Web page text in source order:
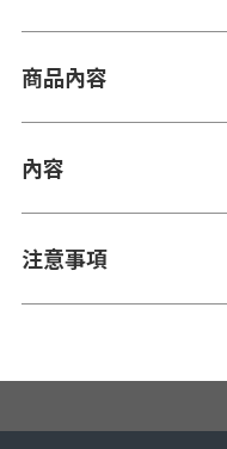
商品內容
內容
注意事項